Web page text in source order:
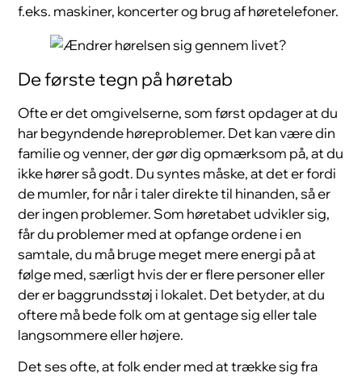
f.eks. maskiner, koncerter og brug af høretelefoner.
De første tegn på høretab
Ofte er det omgivelserne, som først opdager at du
har begyndende høreproblemer. Det kan være din
familie og venner, der gør dig opmærksom på, at du
ikke hører så godt. Du syntes måske, at det er fordi
de mumler, for når i taler direkte til hinanden, så er
der ingen problemer. Som høretabet udvikler sig,
får du problemer med at opfange ordene i en
samtale, du må bruge meget mere energi på at
følge med, særligt hvis der er flere personer eller
der er baggrundsstøj i lokalet. Det betyder, at du
oftere må bede folk om at gentage sig eller tale
langsommere eller højere.
Det ses ofte, at folk ender med at trække sig fra